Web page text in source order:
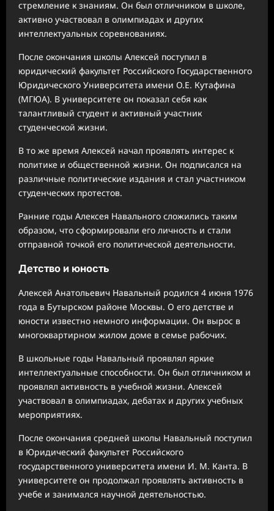
стремление к знаниям. Он был отличником в школе,
активно участвовал в олимпиадах и других
интеллектуальных соревнованиях.
После окончания школы Алексей поступил в
юридический факультет Российского Государственного
Юридического Университета имени О.Е. Кутафина
(МГЮА). В университете он показал себя как
талантливый студент и активный участник
студенческой жизни.
В то же время Алексей начал проявлять интерес к
политике и общественной жизни. Он подписался на
различные политические издания и стал участником
студенческих протестов.
Ранние годы Алексея Навального сложились таким
образом, что сформировали его личность и стали
отправной точкой его политической деятельности.
Детство и юность
Алексей Анатольевич Навальный родился 4 июня 1976
года в Бутырском районе Москвы. О его детстве и
юности известно немного информации. Он вырос в
многоквартирном жилом доме в семье рабочих.
В школьные годы Навальный проявлял яркие
интеллектуальные способности. Он был отличником и
проявлял активность в учебной жизни. Алексей
участвовал в олимпиадах, дебатах и других учебных
мероприятиях.
После окончания средней школы Навальный поступил
в Юридический факультет Российского
государственного университета имени И. М. Канта. В
университете он продолжал проявлять активность в
учебе и занимался научной деятельностью.